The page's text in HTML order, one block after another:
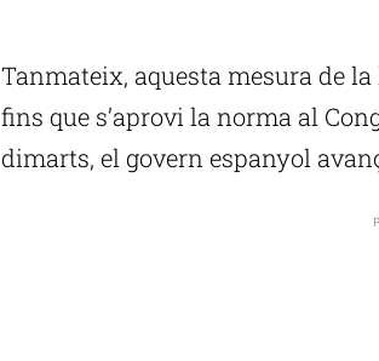
Tanmateix, aquesta mesura de
fins que s’aprovi la norma al
dimarts, el govern espanyol